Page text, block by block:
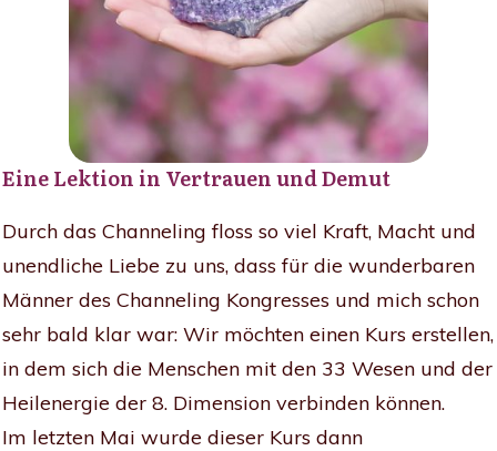
Eine Lektion in Vertrauen und Demut
Durch das Channeling floss so viel Kraft, Macht und
unendliche Liebe zu uns, dass für die wunderbaren
Männer des Channeling Kongresses und mich schon
sehr bald klar war: Wir möchten einen Kurs erstellen,
in dem sich die Menschen mit den 33 Wesen und der
Heilenergie der 8. Dimension verbinden können.
Im letzten Mai wurde dieser Kurs dann